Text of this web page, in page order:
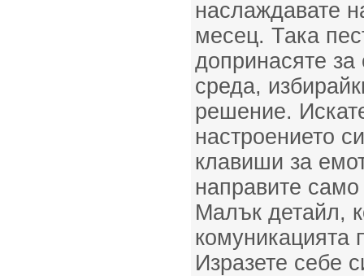
наслаждавате
месец. Така
допринасяте за
среда,
решение.
настроението
клавиши за
направите
Малък детайл,
комуникацията
Изразете себе